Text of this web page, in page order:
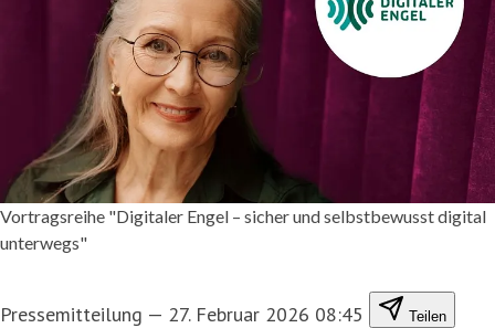
Vortragsreihe "Digitaler Engel – sicher und selbstbewusst digital
unterwegs"
Pressemitteilung — 27. Februar 2026 08:45 Teilen